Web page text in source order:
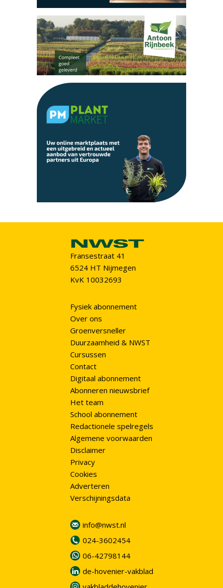
Fransestraat 41
6524 HT Nijmegen
KvK 10032693
Fysiek abonnement
Over ons
Groenversneller
Duurzaamheid & NWST
Cursussen
Contact
Digitaal abonnement
Abonneren nieuwsbrief
Het team
School abonnement
Redactionele spelregels
Algemene voorwaarden
Disclaimer
Privacy
Cookies
Adverteren
Verschijningsdata
info@nwst.nl
024-3602454
06-42798144
de-hovenier-vakblad